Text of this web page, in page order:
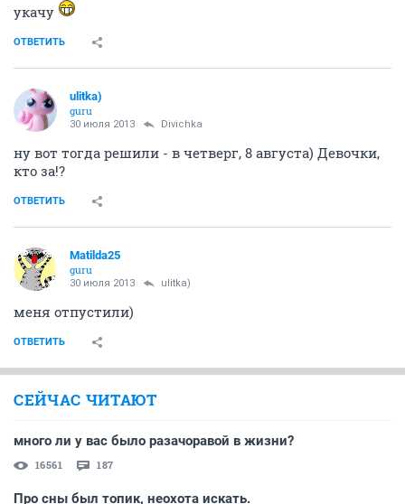
укачу
ОТВЕТИТЬ
ulitka)
guru
30 июля 2013 Divichka
ну вот тогда решили - в четверг, 8 августа) Девочки,
кто за!?
ОТВЕТИТЬ
Matilda25
guru
30 июля 2013 ulitka)
меня отпустили)
ОТВЕТИТЬ
СЕЙЧАС ЧИТАЮТ
много ли у вас было разачоравой в жизни?
16561 187
Про сны был топик, неохота искать.